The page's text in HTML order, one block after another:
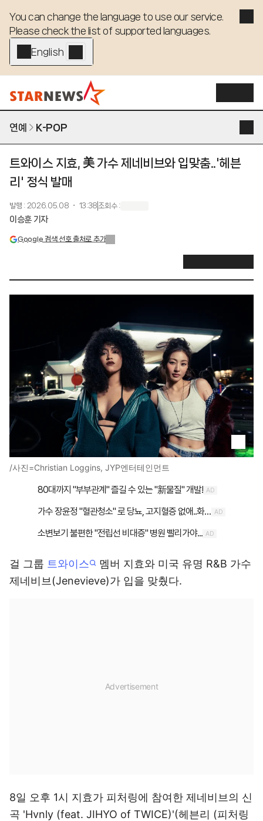
You can change the language to use our service.
Please check the list of supported languages.
English - EN
연예 K-POP
트와이스 지효, 美 가수 제네비브와 입맞춤..'헤븐
리' 정식 발매
발행 : 2026.05.08 ・ 13:38 조회수:
이승훈 기자
Google 검색 선호 출처로 추가
/사진=Christian Loggins, JYP엔터테인먼트
걸 그룹 트와이스
멤버 지효와 미국 유명 R&B 가수
제네비브(Jenevieve)가 입을 맞췄다.
8일 오후 1시 지효가 피처링에 참여한 제네비브의 신
곡 'Hvnly (feat. JIHYO of TWICE)'(헤븐리 (피처링